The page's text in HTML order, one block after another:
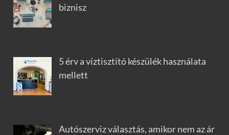
biznisz
5 érv a víztisztító készülék használata
mellett
Autószerviz választás, amikor nem az ár